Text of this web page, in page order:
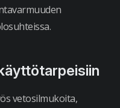
vetosilmukoita,